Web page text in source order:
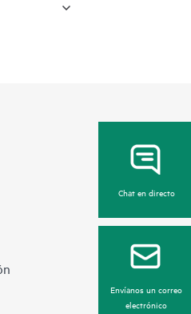
Chat en directo
Envíanos un correo
electrónico